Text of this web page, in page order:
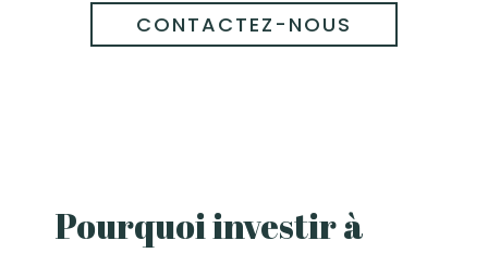
CONTACTEZ-NOUS
Pourquoi investir à